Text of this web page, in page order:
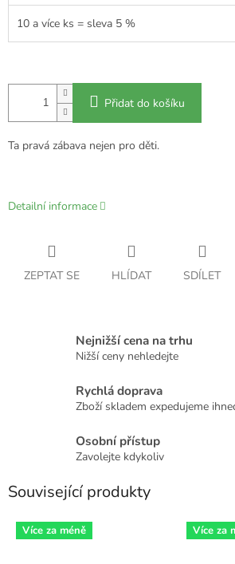
10 a více ks = sleva 5 %
Přidat do košíku
Ta pravá zábava nejen pro děti.
Detailní informace
ZEPTAT SE HLÍDAT SDÍLET
Nejnižší cena na trhu
Nižší ceny nehledejte
Rychlá doprava
Zboží skladem expedujeme
Osobní přístup
Zavolejte kdykoliv
Související produkty
Více za méně Více za